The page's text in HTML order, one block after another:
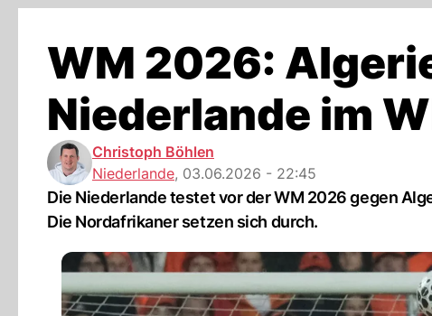
WM 2026:
Niederlande im
Christoph Böhlen
Niederlande, 03.06.2026 - 22:45
Die Niederlande testet vor der WM 2026 gegen
Die Nordafrikaner setzen sich durch.